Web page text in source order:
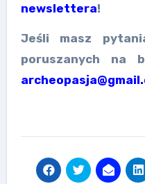
newslettera!
Jeśli masz
poruszanych na